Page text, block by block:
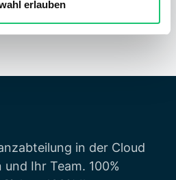
erlauben
in der Cloud
Ihr Team. 100%